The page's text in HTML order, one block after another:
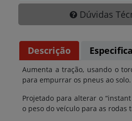
Dúvidas
Descrição
Aumenta a tração, usando o
para empurrar os pneus ao solo.
Projetado para alterar o
o peso do veículo para as rodas